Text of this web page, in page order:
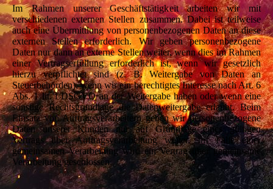
Im Rahmen unserer Geschäftstätigkeit arbeiten wir mit
verschiedenen externen Stellen zusammen. Dabei ist teilweise
auch eine Übermittlung von personenbezogenen Daten an diese
externen Stellen erforderlich. Wir geben personenbezogene
Daten nur dann an externe Stellen weiter, wenn dies im Rahmen
einer Vertragserfüllung erforderlich ist, wenn wir gesetzlich
hierzu verpflichtet sind (z. B. Weitergabe von Daten an
Steuerbehörden), wenn wir ein berechtigtes Interesse nach Art. 6
Abs. 1 lit. f DSGVO an der Weitergabe haben oder wenn eine
sonstige Rechtsgrundlage die Datenweitergabe erlaubt. Beim
Einsatz von Auftragsverarbeitern geben wir personenbezogene
Daten unserer Kunden nur auf Grundlage eines gültigen
Vertrags über Auftragsverarbeitung weiter. Im Falle einer
gemeinsamen Verarbeitung wird ein Vertrag über gemeinsame
Verarbeitung geschlossen.